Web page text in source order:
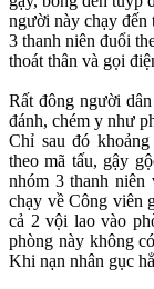
người này chạy
3 thanh niên đuổi
thoát thân và gọi
Rất đông người
đánh, chém y như
Chỉ sau đó
theo mã tấu, gậy
nhóm 3 thanh niên
chạy về Công viên
cả 2 vội lao vào
phòng này không
Khi nạn nhân gục